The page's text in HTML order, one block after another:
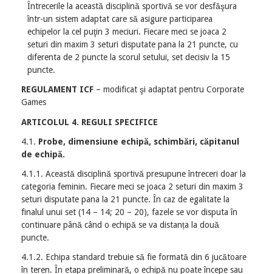
Întrecerile la această disciplină sportivă se vor desfăşura
într-un sistem adaptat care să asigure participarea
echipelor la cel puţin 3 meciuri. Fiecare meci se joaca 2
seturi din maxim 3 seturi disputate pana la 21 puncte, cu
diferenta de 2 puncte la scorul setului, set decisiv la 15
puncte.
REGULAMENT ICF – modificat şi adaptat pentru Corporate
Games
ARTICOLUL 4. REGULI SPECIFICE
4.1. Probe, dimensiune echipă, schimbări, căpitanul
de echipă.
4.1.1. Această disciplină sportivă presupune întreceri doar la
categoria feminin. Fiecare meci se joaca 2 seturi din maxim 3
seturi disputate pana la 21 puncte. În caz de egalitate la
finalul unui set (14 – 14; 20 – 20), fazele se vor disputa în
continuare până când o echipă se va distanța la două
puncte.
4.1.2. Echipa standard trebuie să fie formată din 6 jucătoare
în teren. În etapa preliminară, o echipă nu poate începe sau